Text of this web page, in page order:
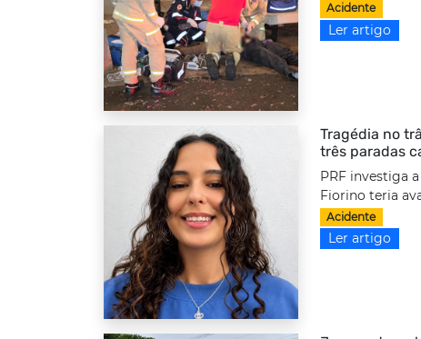
Acidente
Ler artigo
Tragédia no
três paradas
PRF investiga
Fiorino teria
Acidente
Ler artigo